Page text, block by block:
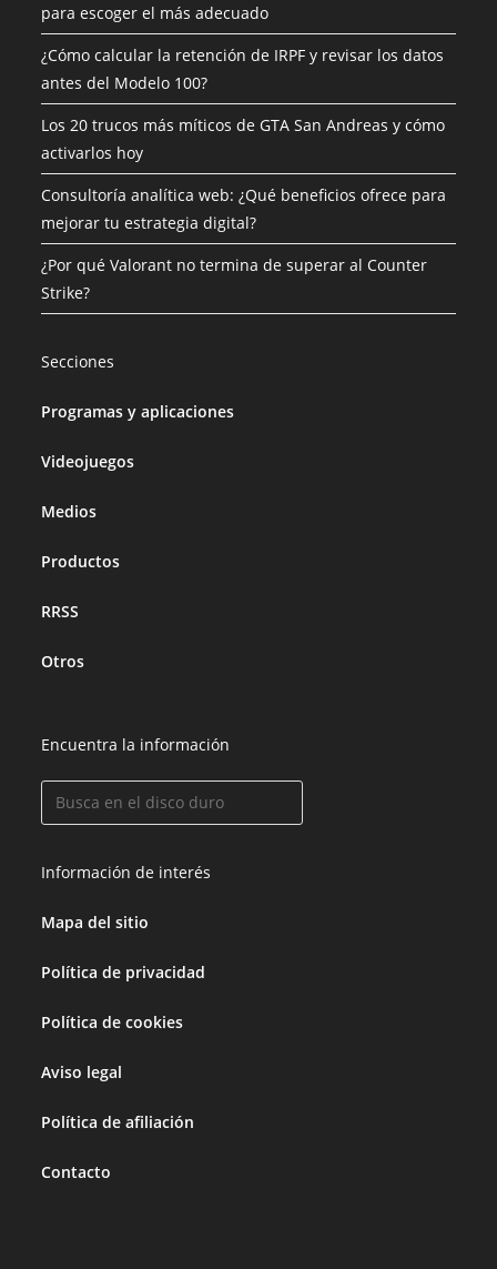
para escoger el más adecuado
¿Cómo calcular la retención de IRPF y revisar los datos
antes del Modelo 100?
Los 20 trucos más míticos de GTA San Andreas y cómo
activarlos hoy
Consultoría analítica web: ¿Qué beneficios ofrece para
mejorar tu estrategia digital?
¿Por qué Valorant no termina de superar al Counter
Strike?
Secciones
Programas y aplicaciones
Videojuegos
Medios
Productos
RRSS
Otros
Encuentra la información
Información de interés
Mapa del sitio
Política de privacidad
Política de cookies
Aviso legal
Política de afiliación
Contacto